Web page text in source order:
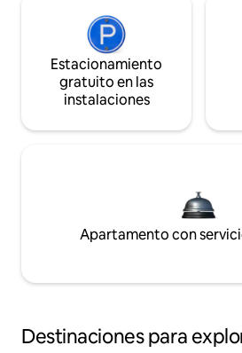
Estacionamiento
gratuito en las
instalaciones
Apartamento con
Destinaciones para